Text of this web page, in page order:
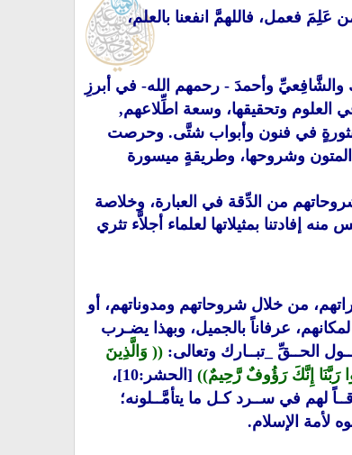
فعمل، فاللهمَّ انفعنا بالعلم،
والشَّافِعيِّ وأحمدَ - رحمهم الله- في أبرزِ
العلوم وتحقيقها، وسعة اطِّلاعهم,
منثورةٍ في فنون وأبواب شتَّى. وحرصت
وشروحها، وطريقةٍ ميسورة
من الدِّقة في العبارة، وخلاصة
إفادتنا بمثيلاتها لعلماء أجلاَّء تثري
من خلال شروحاتهم ومدوناتهم، أو
عرفاناً بالجميل، وبهذا يضـرب
الحــقِّ _تبــارك وتعالى: (( وَالَّذِينَ
رَبَّنَا إِنَّكَ رَؤُوفٌ رَّحِيمٌ))
[الحشر:10]،
لهم في ســرد كـل ما يتأمَّــلونه؛
لأمة الإسلام.